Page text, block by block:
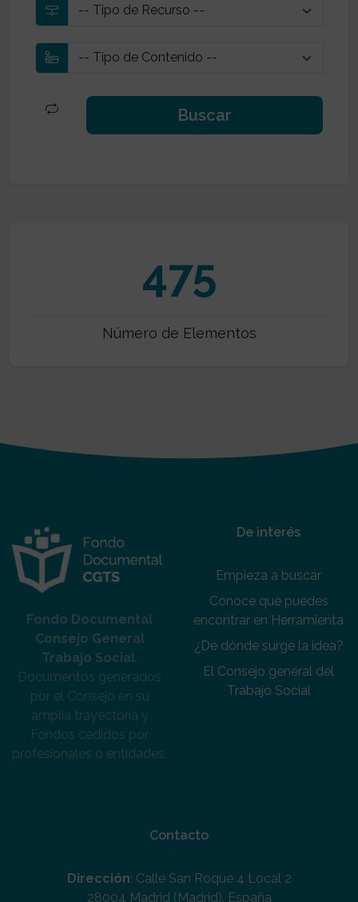
475
Número de Elementos
Fondo Documental
Consejo General
Trabajo Social.
Documentos generados
por el Consejo en su
amplia trayectoria y
Fondos cedidos por
profesionales o entidades.
De interés
Empieza a buscar
Conoce que puedes
encontrar en Herramienta
¿De dónde surge la idea?
El Consejo general del
Trabajo Social
Contacto
Dirección: Calle San Roque 4 Local 2
28004 Madrid (Madrid). España